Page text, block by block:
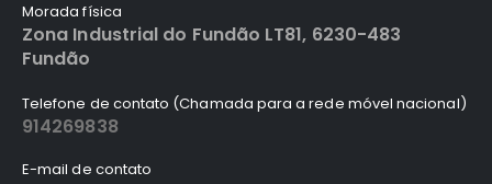
Morada física
Zona Industrial do Fundão LT81, 6230-483
Fundão
Telefone de contato (Chamada para a rede móvel nacional)
914269838
E-mail de contato